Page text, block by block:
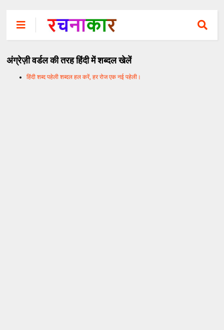
अंग्रेज़ी वर्डल की तरह हिंदी में शब्दल खेलें
हिंदी शब्द पहेली शब्दल हल करें, हर रोज एक नई पहेली।